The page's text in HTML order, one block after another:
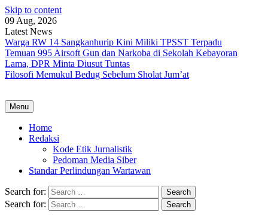
Skip to content
09 Aug, 2026
Latest News
Warga RW 14 Sangkanhurip Kini Miliki TPSST Terpadu
Temuan 995 Airsoft Gun dan Narkoba di Sekolah Kebayoran
Lama, DPR Minta Diusut Tuntas
Filosofi Memukul Bedug Sebelum Sholat Jum’at
Menu
Home
Redaksi
Kode Etik Jurnalistik
Pedoman Media Siber
Standar Perlindungan Wartawan
Search for:
Search for: